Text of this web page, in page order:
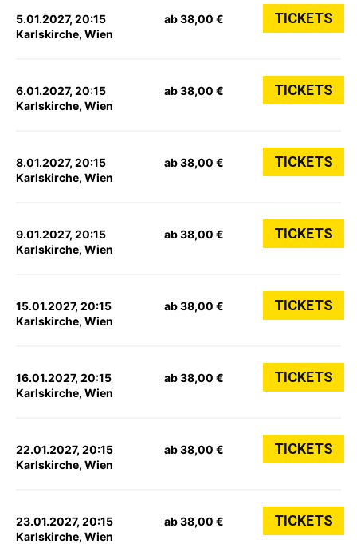
5.01.2027, 20:15
Karlskirche, Wien
ab 38,00 € TICKETS
6.01.2027, 20:15
Karlskirche, Wien
ab 38,00 € TICKETS
8.01.2027, 20:15
Karlskirche, Wien
ab 38,00 € TICKETS
9.01.2027, 20:15
Karlskirche, Wien
ab 38,00 € TICKETS
15.01.2027, 20:15
Karlskirche, Wien
ab 38,00 € TICKETS
16.01.2027, 20:15
Karlskirche, Wien
ab 38,00 € TICKETS
22.01.2027, 20:15
Karlskirche, Wien
ab 38,00 € TICKETS
23.01.2027, 20:15
Karlskirche, Wien
ab 38,00 € TICKETS